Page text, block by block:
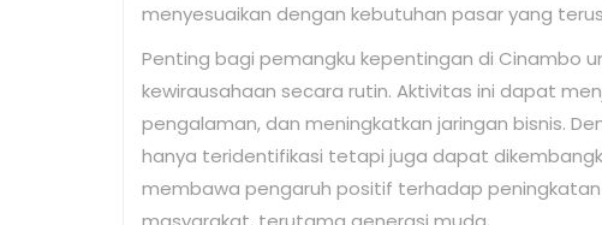
menyesuaikan dengan kebutuhan pasar yang
Penting bagi pemangku kepentingan di Cinambo
kewirausahaan secara rutin. Aktivitas ini dapat
pengalaman, dan meningkatkan jaringan bisnis.
hanya teridentifikasi tetapi juga dapat
membawa pengaruh positif terhadap